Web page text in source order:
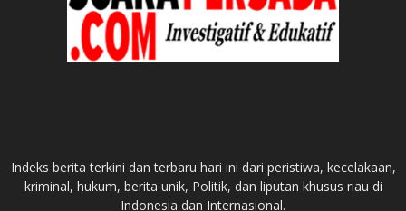
Indeks berita terkini dan terbaru hari ini dari peristiwa, kecelakaan,
kriminal, hukum, berita unik, Politik, dan liputan khusus riau di
Indonesia dan Internasional.